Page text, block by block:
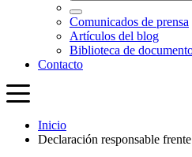
Inicio
Declaración responsable